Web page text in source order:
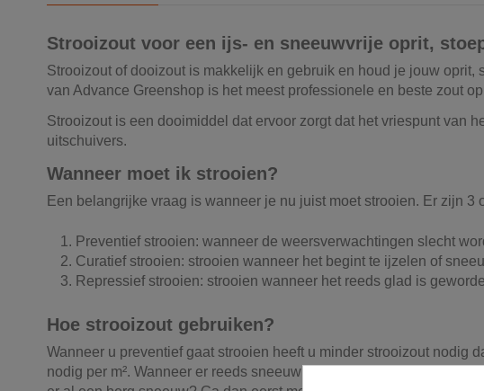
Strooizout voor een ijs- en sneeuwvrije oprit,
Strooizout of dooizout is makkelijk en gebruik en houd je jouw
van Advance Greenshop is het meest professionele en beste zout
Strooizout is een dooimiddel dat ervoor zorgt dat het vriespunt van
uitschuivers.
Wanneer moet ik strooien?
Een belangrijke vraag is wanneer je nu juist moet strooien. Er zijn 3
Preventief strooien: wanneer de weersverwachtingen slecht
Curatief strooien: strooien wanneer het begint te ijzelen of
Repressief strooien: strooien wanneer het reeds glad is
Hoe strooizout gebruiken?
Wanneer u preventief gaat strooien heeft u minder strooizout nodig
nodig per m². Wanneer er reeds sneeuw is gevallen of het ijzelt